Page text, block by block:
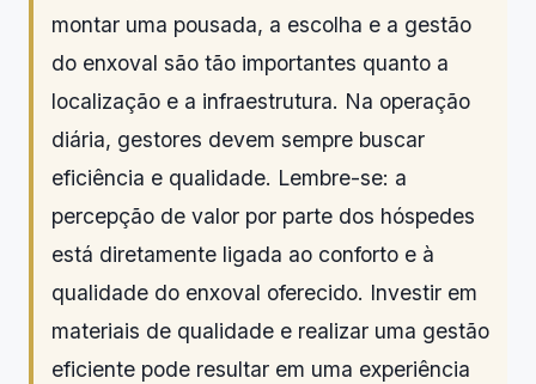
montar uma pousada, a escolha e a gestão
do enxoval são tão importantes quanto a
localização e a infraestrutura. Na operação
diária, gestores devem sempre buscar
eficiência e qualidade. Lembre-se: a
percepção de valor por parte dos hóspedes
está diretamente ligada ao conforto e à
qualidade do enxoval oferecido. Investir em
materiais de qualidade e realizar uma gestão
eficiente pode resultar em uma experiência